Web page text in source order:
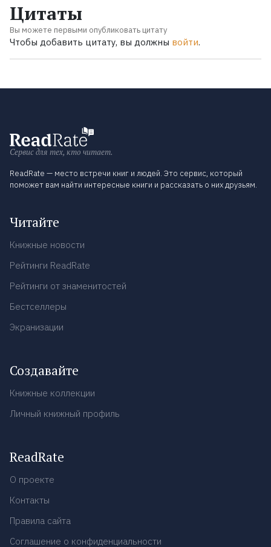
Цитаты
Вы можете первыми опубликовать цитату
Чтобы добавить цитату, вы должны войти.
Сервис для тех, кто читает.
ReadRate — место встречи книг и людей. Это сервис, который
поможет вам найти интересные книги и рассказать о них друзьям.
Читайте
Книжные новости
Рейтинги ReadRate
Рейтинги от знаменитостей
Бестселлеры
Экранизации
Создавайте
Книжные коллекции
Личный книжный профиль
ReadRate
О проекте
Контакты
Правила сайта
Соглашение о конфиденциальности